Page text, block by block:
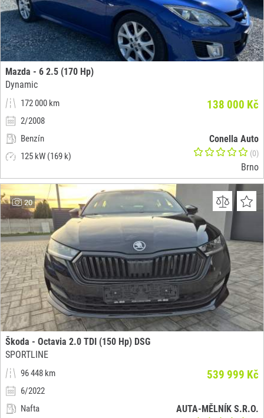
Mazda - 6 2.5 (170 Hp)
Dynamic
172 000 km
2/2008
Benzín
125 kW (169 k)
138 000 Kč
Conella Auto
(0)
Brno
20
Škoda - Octavia 2.0 TDI (150 Hp) DSG
SPORTLINE
96 448 km
6/2022
Nafta
539 999 Kč
AUTA-MĚLNÍK S.R.O.